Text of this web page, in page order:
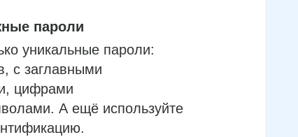
пароли
уникальные пароли:
с заглавными
цифрами
А ещё используйте